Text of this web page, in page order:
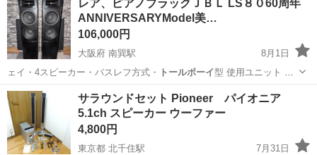
レア、ピアノブラックＪＢＬ LS８０60周年
ANNIVERSARYModel美…
106,000円
大阪府 南巽駅
8月1日
ェイ・4スピーカー・バスレフ方式・
トールボーイ型 使用ユニット 低
域用:20cm…
大阪 南巽駅 オーディオ
サラウンドセット Pioneer パイオニア
5.1ch スピーカー ウーファー
4,800円
東京都 北千住駅
7月31日